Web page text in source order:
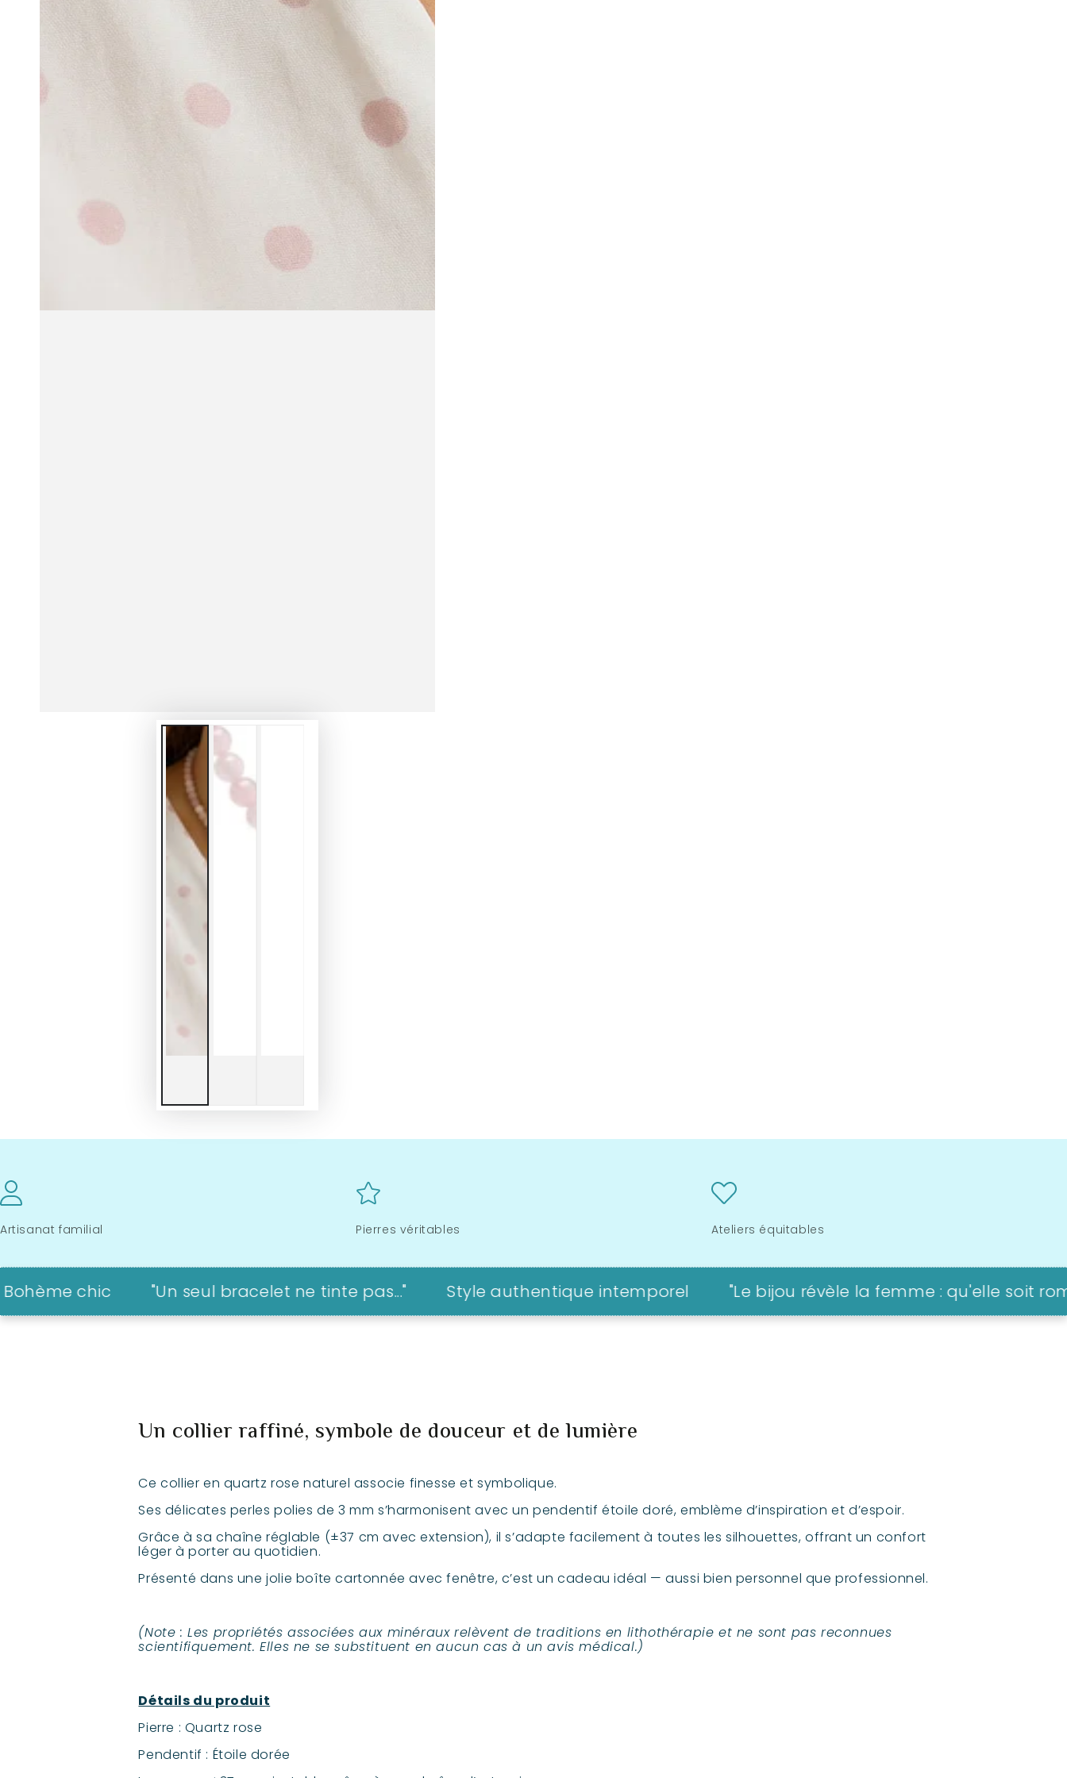
Artisanat familial Pierres véritables Ateliers équitables
chic "Un seul bracelet ne tinte pas..." Style authentique intemporel "Le bijou révèle la femme : qu'elle soit
Un collier raffiné, symbole de douceur et de lumière
Ce collier en quartz rose naturel associe finesse et symbolique.
Ses délicates perles polies de 3 mm s’harmonisent avec un pendentif étoile doré, emblème d’inspiration et d’espoir.
Grâce à sa chaîne réglable (±37 cm avec extension), il s’adapte facilement à toutes les silhouettes, offrant un confort
léger à porter au quotidien.
Présenté dans une jolie boîte cartonnée avec fenêtre, c’est un cadeau idéal — aussi bien personnel que professionnel.
(Note : Les propriétés associées aux minéraux relèvent de traditions en lithothérapie et ne sont pas reconnues
scientifiquement. Elles ne se substituent en aucun cas à un avis médical.)
Détails du produit
Pierre : Quartz rose
Pendentif : Étoile dorée